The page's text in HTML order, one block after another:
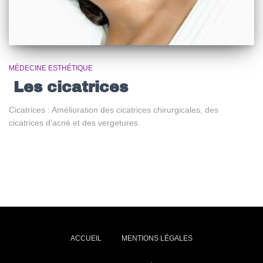
MÉDECINE ESTHÉTIQUE
Les cicatrices
Cicatrices : Amélioration des cicatrices chirurgicales, des
cicatrices d’acné et des vergetures.
ACCUEIL MENTIONS LÉGALES